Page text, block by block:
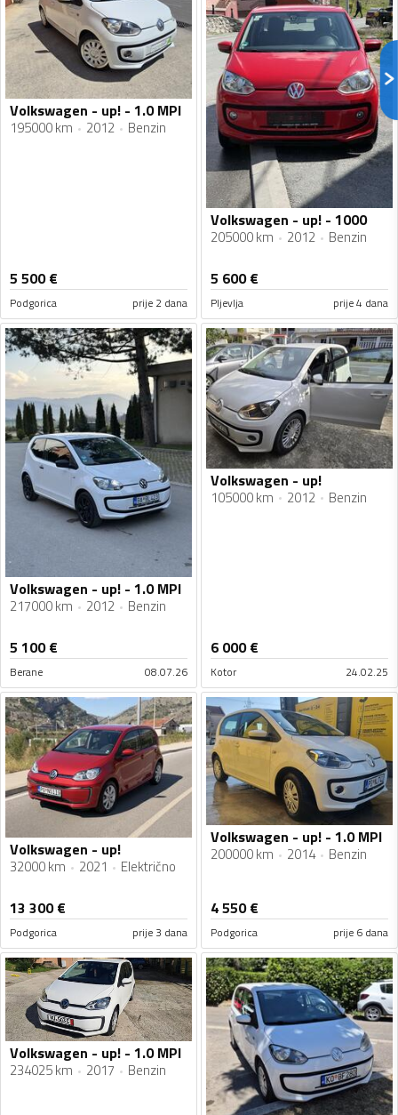
Volkswagen - up! - 1.0 MPI
195000 km 2012 Benzin
5 500€
Podgorica prije 2 dana
Volkswagen - up! - 1000
205000 km 2012 Benzin
5 600€
Pljevlja prije 4 dana
Volkswagen - up! - 1.0 MPI
217000 km 2012 Benzin
5 100€
Berane 08.07.26
Volkswagen - up!
105000 km 2012 Benzin
6 000€
Kotor 24.02.25
Volkswagen - up!
32000 km 2021 Električno
13 300€
Podgorica prije 3 dana
Volkswagen - up! - 1.0 MPI
200000 km 2014 Benzin
4 550€
Podgorica prije 6 dana
Volkswagen - up! - 1.0 MPI
234025 km 2017 Benzin